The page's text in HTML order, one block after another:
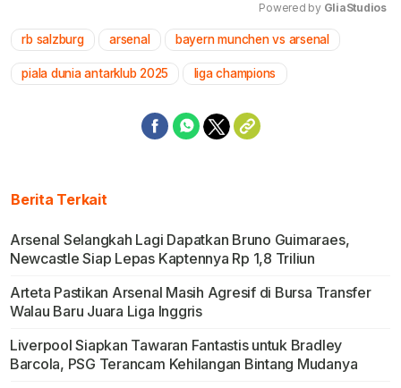
Mute
Powered by GliaStudios
rb salzburg arsenal bayern munchen vs arsenal
piala dunia antarklub 2025 liga champions
Berita Terkait
Arsenal Selangkah Lagi Dapatkan Bruno Guimaraes,
Newcastle Siap Lepas Kaptennya Rp 1,8 Triliun
Arteta Pastikan Arsenal Masih Agresif di Bursa Transfer
Walau Baru Juara Liga Inggris
Liverpool Siapkan Tawaran Fantastis untuk Bradley
Barcola, PSG Terancam Kehilangan Bintang Mudanya